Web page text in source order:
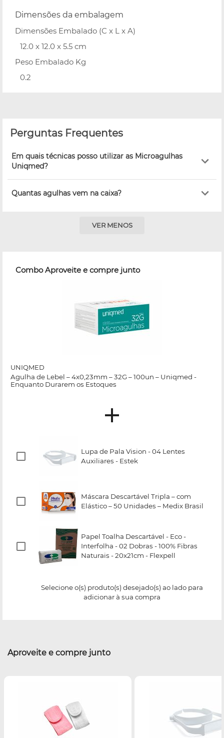
Dimensões da embalagem
Dimensões Embalado (C x L x A)
12.0 x 12.0 x 5.5 cm
Peso Embalado Kg
0.2
Perguntas Frequentes
Em quais técnicas posso utilizar as Microagulhas
Uniqmed?
Quantas agulhas vem na caixa?
VER MENOS
Combo Aproveite e compre junto
UNIQMED
Agulha de Lebel – 4x0,23mm – 32G – 100un – Uniqmed -
Enquanto Durarem os Estoques
Lupa de Pala Vision - 04 Lentes
Auxiliares - Estek
Máscara Descartável Tripla – com
Elástico – 50 Unidades – Medix Brasil
Papel Toalha Descartável - Eco -
Interfolha - 02 Dobras - 100% Fibras
Naturais - 20x21cm - Flexpell
Selecione o(s) produto(s) desejado(s) ao lado para
adicionar à sua compra
Aproveite e compre junto